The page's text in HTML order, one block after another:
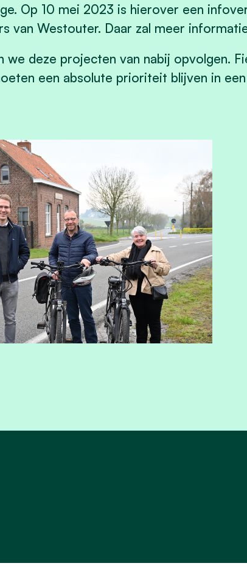
Op 10 mei 2023 is hierover een
van Westouter. Daar zal meer
we deze projecten van nabij opvolgen.
een absolute prioriteit blijven in